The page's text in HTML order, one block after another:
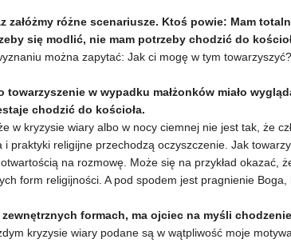
załóżmy różne scenariusze. Ktoś powie: Mam
się modlić, nie mam potrzeby chodzić do
można zapytać: Jak ci mogę w tym towarzyszyć?
towarzyszenie w wypadku małżonków miało
chodzić do kościoła.
w kryzysie wiary albo w nocy ciemnej nie jest tak, że
i praktyki religijne przechodzą oczyszczenie. Jak
na rozmowę. Może się na przykład okazać,
form religijności. A pod spodem jest pragnienie Boga,
formach, ma ojciec na myśli
kryzysie wiary podane są w wątpliwość moje